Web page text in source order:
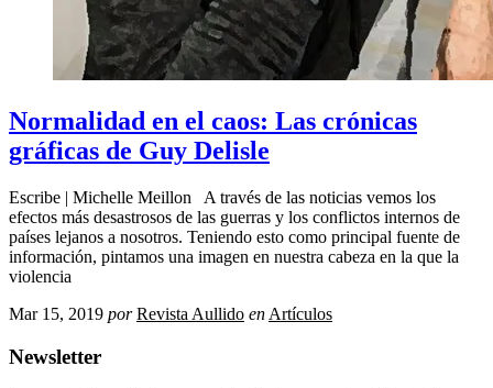
Normalidad en el caos: Las crónicas
gráficas de Guy Delisle
Escribe | Michelle Meillon A través de las noticias vemos los
efectos más desastrosos de las guerras y los conflictos internos de
países lejanos a nosotros. Teniendo esto como principal fuente de
información, pintamos una imagen en nuestra cabeza en la que la
violencia
Mar 15, 2019 por Revista Aullido en Artículos
Newsletter